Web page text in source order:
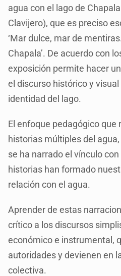
agua con el lago de
Clavijero), que es preciso
‘Mar dulce, mar de
Chapala’. De acuerdo con
exposición permite hacer
el discurso histórico y
identidad del lago.
El enfoque pedagógico
historias múltiples del
se ha narrado el vínculo
historias han formado
relación con el agua.
Aprender de estas
crítico a los discursos
económico e instrumental,
autoridades y devienen en
colectiva.